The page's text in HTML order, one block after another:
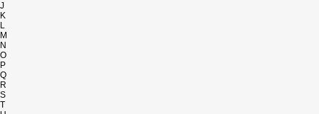
J
K
L
M
N
O
P
Q
R
S
T